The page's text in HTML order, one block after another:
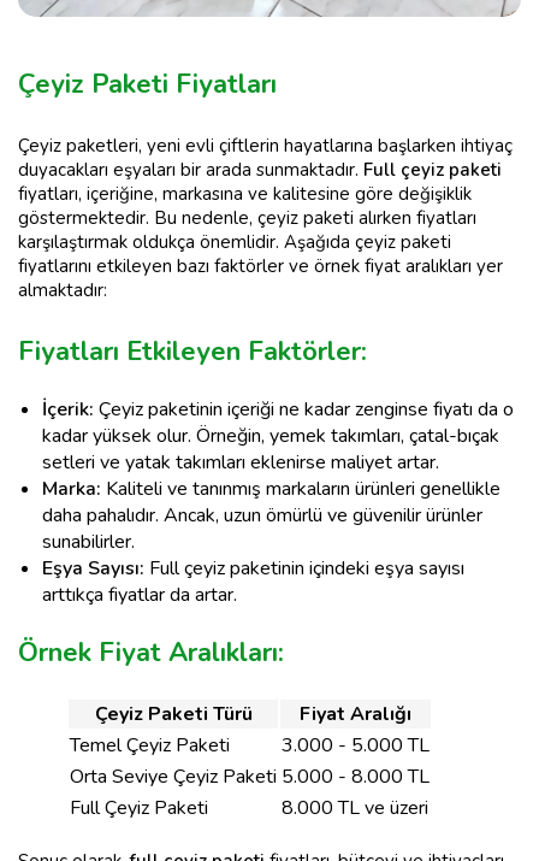
Çeyiz Paketi Fiyatları
Çeyiz paketleri, yeni evli çiftlerin hayatlarına başlarken ihtiyaç
duyacakları eşyaları bir arada sunmaktadır. Full çeyiz paketi
fiyatları, içeriğine, markasına ve kalitesine göre değişiklik
göstermektedir. Bu nedenle, çeyiz paketi alırken fiyatları
karşılaştırmak oldukça önemlidir. Aşağıda çeyiz paketi
fiyatlarını etkileyen bazı faktörler ve örnek fiyat aralıkları yer
almaktadır:
Fiyatları Etkileyen Faktörler:
İçerik: Çeyiz paketinin içeriği ne kadar zenginse fiyatı da o
kadar yüksek olur. Örneğin, yemek takımları, çatal-bıçak
setleri ve yatak takımları eklenirse maliyet artar.
Marka: Kaliteli ve tanınmış markaların ürünleri genellikle
daha pahalıdır. Ancak, uzun ömürlü ve güvenilir ürünler
sunabilirler.
Eşya Sayısı: Full çeyiz paketinin içindeki eşya sayısı
arttıkça fiyatlar da artar.
Örnek Fiyat Aralıkları:
Çeyiz Paketi Türü
Fiyat Aralığı
Temel Çeyiz Paketi
3.000 - 5.000 TL
Orta Seviye Çeyiz Paketi 5.000 - 8.000 TL
Full Çeyiz Paketi
8.000 TL ve üzeri